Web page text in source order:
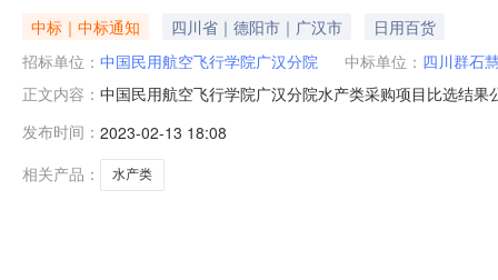
中标｜中标通知 四川省｜德阳市｜广汉市
日用百货
招标单位： 中国民用航空飞行学院广汉分院 中标单位： 四川群石
正文内容： 中国民用航空飞行学院广汉分院水产类采购项目比选结
用航空飞行学院广汉分院纪检监察室书面投诉。投诉电
发布时间： 2023-02-13 18:08
相关产品：
水产类